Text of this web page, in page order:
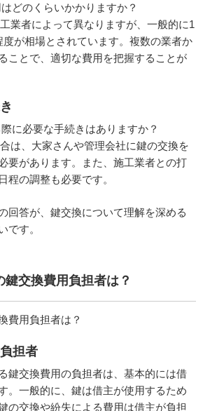
どのくらいかかりますか？
業者によって異なりますが、一般的に1
度が相場とされています。複数の業者か
ことで、適切な費用を把握することが
に必要な手続きはありますか？
は、大家さんや管理会社に鍵の交換を
要があります。また、施工業者との打
程の調整も必要です。
回答が、鍵交換について理解を深める
です。
鍵交換費用負担者は？
費用負担者は？
担者
鍵交換費用の負担者は、基本的には借
。一般的に、鍵は借主が使用するため
の交換や紛失による費用は借主が負担